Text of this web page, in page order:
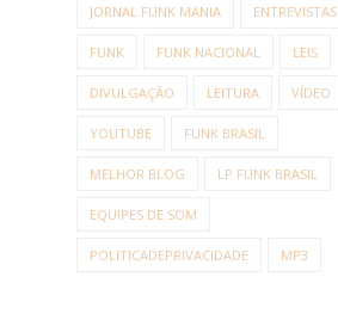
JORNAL FUNK MANIA ENTREVISTAS
FUNK FUNK NACIONAL LEIS
DIVULGAÇÃO LEITURA VÍDEO
YOUTUBE FUNK BRASIL
MELHOR BLOG LP FUNK BRASIL
EQUIPES DE SOM
POLITICADEPRIVACIDADE MP3